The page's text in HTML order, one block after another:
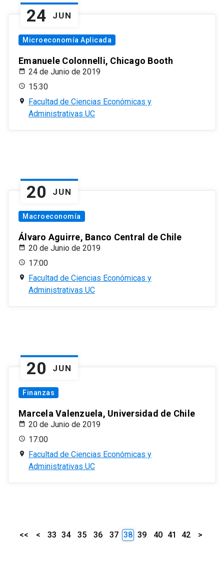
24 JUN
Microeconomía Aplicada
Emanuele Colonnelli, Chicago Booth
24 de Junio de 2019
15:30
Facultad de Ciencias Económicas y
Administrativas UC
20 JUN
Macroeconomía
Álvaro Aguirre, Banco Central de Chile
20 de Junio de 2019
17:00
Facultad de Ciencias Económicas y
Administrativas UC
20 JUN
Finanzas
Marcela Valenzuela, Universidad de Chile
20 de Junio de 2019
17:00
Facultad de Ciencias Económicas y
Administrativas UC
<< < 33 34 35 36 37 38 39 40 41 42 >